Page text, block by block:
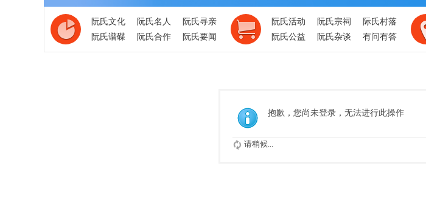
阮氏文化 阮氏名人
阮氏寻亲
阮氏谱碟
阮氏合作 阮氏要闻
阮氏活动 阮氏宗祠
际氏村落
阮氏公益
阮氏杂谈 有问有答
抱歉，您尚未登录，无法进行此操作
请稍候...